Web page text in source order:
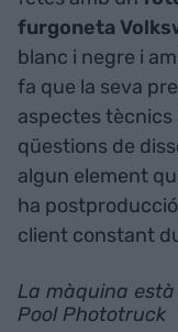
furgoneta
blanc i negre i
fa que la seva
aspectes tècnics
qüestions de
algun element
ha
client constant
La màquina està
Pool Phototruck